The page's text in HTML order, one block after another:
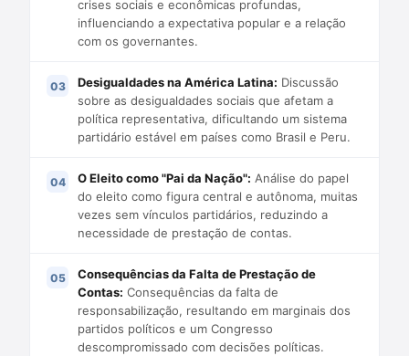
crises sociais e econômicas profundas,
influenciando a expectativa popular e a relação
com os governantes.
Desigualdades na América Latina: Discussão
sobre as desigualdades sociais que afetam a
política representativa, dificultando um sistema
partidário estável em países como Brasil e Peru.
O Eleito como "Pai da Nação": Análise do papel
do eleito como figura central e autônoma, muitas
vezes sem vínculos partidários, reduzindo a
necessidade de prestação de contas.
Consequências da Falta de Prestação de
Contas: Consequências da falta de
responsabilização, resultando em marginais dos
partidos políticos e um Congresso
descompromissado com decisões políticas.